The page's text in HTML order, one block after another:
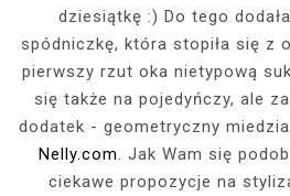
dziesiątkę :) Do tego
spódniczkę, która stopiła się z
pierwszy rzut oka nietypową
się także na pojedyńczy, ale
dodatek - geometryczny
Nelly.com. Jak Wam się
ciekawe propozycje na